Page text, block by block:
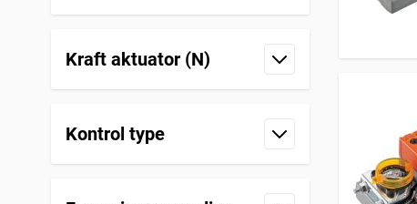
Kraft aktuator (N)
filter
Kontrol type
filter